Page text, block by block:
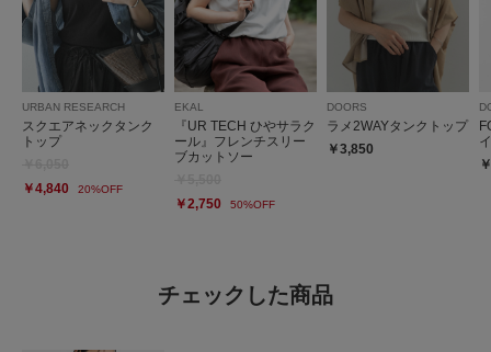
URBAN RESEARCH
スクエアネックタンク
トップ
￥4,840
20%OFF
EKAL
『UR TECH ひやサラク
ール』フレンチスリー
ブカットソー
￥2,750
50%OFF
DOORS
ラメ2WAYタンクトップ
￥3,850
チェックした商品